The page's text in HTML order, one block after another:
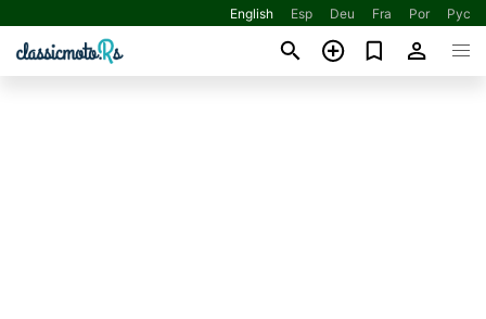
English Esp Deu Fra Por Рус